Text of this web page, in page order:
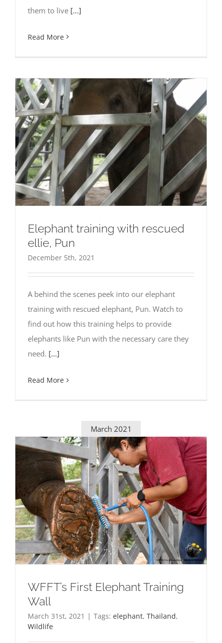
them to live[...]
Read More
Elephant training with rescued
ellie, Pun
December 5th, 2021
A behind the scenes peek into our elephant
training with rescued elephant, Pun. Watch to
find out how this training helps to provide
elephants like Pun with the necessary care they
need. [...]
Read More
March 2021
WFFT’s First Elephant Training
Wall
March 31st, 2021 | Tags: elephant, Thailand,
Wildlife